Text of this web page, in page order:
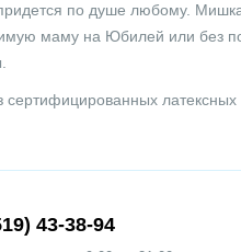
по душе любому.
маму на Юбилей или без
сертифицированных
43-38-94